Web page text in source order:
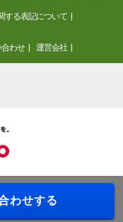
する表記について
わせ 運営会社
わせする